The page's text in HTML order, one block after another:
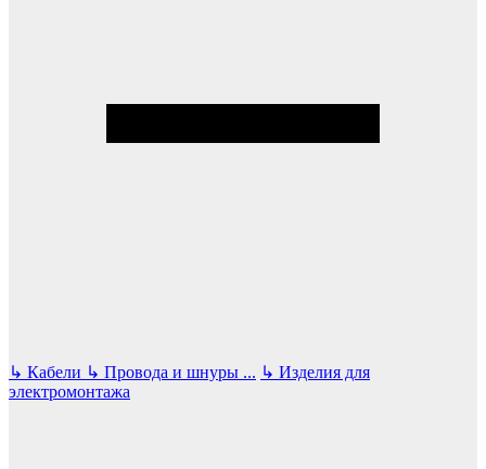
↳ Кабели ↳ Провода и шнуры ... ↳ Изделия для
электромонтажа